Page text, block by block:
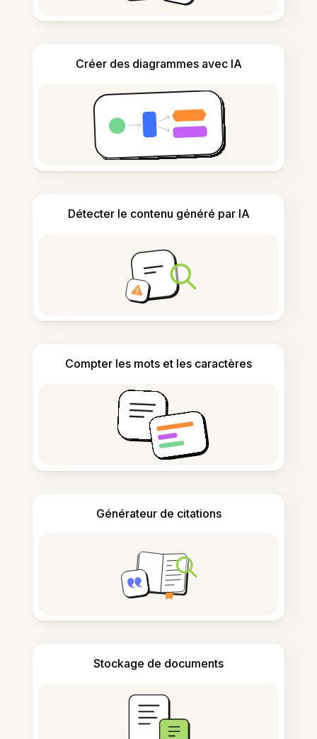
Créer des diagrammes avec IA
Détecter le contenu généré par IA
Compter les mots et les caractères
Générateur de citations
Stockage de documents